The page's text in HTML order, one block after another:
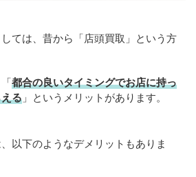
ては、昔から「店頭買取」という方
都合の良いタイミングでお店に持っ
る 」というメリットがあります。
以下のようなデメリットもありま